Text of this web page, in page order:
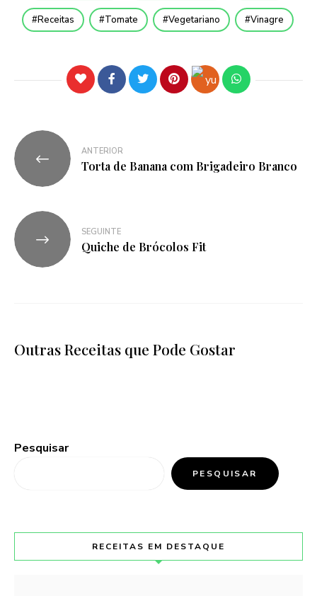
Receitas Tomate Vegetariano Vinagre
ANTERIOR
Torta de Banana com Brigadeiro Branco
SEGUINTE
Quiche de Brócolos Fit
Outras Receitas que Pode Gostar
Pesquisar
PESQUISAR
RECEITAS EM DESTAQUE